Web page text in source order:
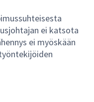
ei katsota
ei myöskään